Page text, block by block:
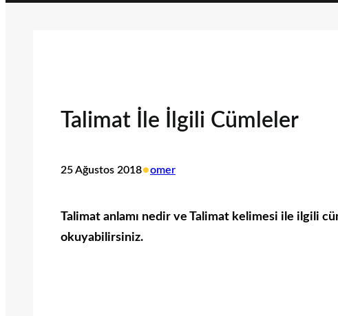
Talimat İle İlgili Cümleler
25 Ağustos 2018•omer
Talimat anlamı nedir ve Talimat kelimesi ile ilgili
okuyabilirsiniz.